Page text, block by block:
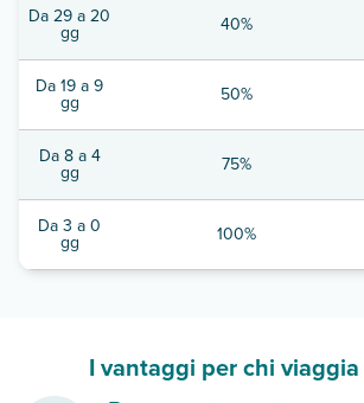
Da 29 a 20
gg 40%
Da 19 a 9
gg 50%
Da 8 a 4
gg 75%
Da 3 a 0
gg 100%
I vantaggi per chi